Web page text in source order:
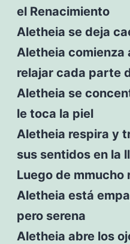
el Renacimiento
Aletheia se deja
Aletheia comienza
relajar cada parte
Aletheia se
le toca la piel
Aletheia respira y
sus sentidos en la
Luego de mmucho
Aletheia está
pero serena
Aletheia abre los